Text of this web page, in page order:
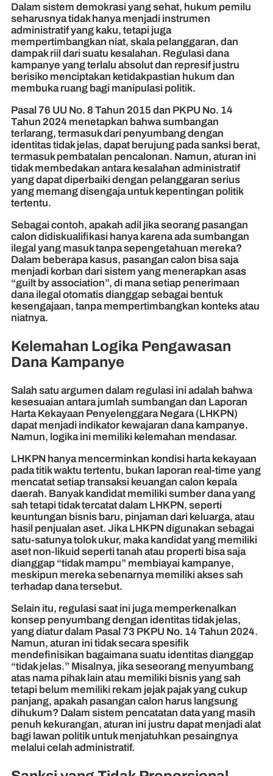
Dalam sistem demokrasi yang sehat, hukum pemilu
seharusnya tidak hanya menjadi instrumen
administratif yang kaku, tetapi juga
mempertimbangkan niat, skala pelanggaran, dan
dampak riil dari suatu kesalahan. Regulasi dana
kampanye yang terlalu absolut dan represif justru
berisiko menciptakan ketidakpastian hukum dan
membuka ruang bagi manipulasi politik.
Pasal 76 UU No. 8 Tahun 2015 dan PKPU No. 14
Tahun 2024 menetapkan bahwa sumbangan
terlarang, termasuk dari penyumbang dengan
identitas tidak jelas, dapat berujung pada sanksi berat,
termasuk pembatalan pencalonan. Namun, aturan ini
tidak membedakan antara kesalahan administratif
yang dapat diperbaiki dengan pelanggaran serius
yang memang disengaja untuk kepentingan politik
tertentu.
Sebagai contoh, apakah adil jika seorang pasangan
calon didiskualifikasi hanya karena ada sumbangan
ilegal yang masuk tanpa sepengetahuan mereka?
Dalam beberapa kasus, pasangan calon bisa saja
menjadi korban dari sistem yang menerapkan asas
“guilt by association”, di mana setiap penerimaan
dana ilegal otomatis dianggap sebagai bentuk
kesengajaan, tanpa mempertimbangkan konteks atau
niatnya.
Kelemahan Logika Pengawasan
Dana Kampanye
Salah satu argumen dalam regulasi ini adalah bahwa
kesesuaian antara jumlah sumbangan dan Laporan
Harta Kekayaan Penyelenggara Negara (LHKPN)
dapat menjadi indikator kewajaran dana kampanye.
Namun, logika ini memiliki kelemahan mendasar.
LHKPN hanya mencerminkan kondisi harta kekayaan
pada titik waktu tertentu, bukan laporan real-time yang
mencatat setiap transaksi keuangan calon kepala
daerah. Banyak kandidat memiliki sumber dana yang
sah tetapi tidak tercatat dalam LHKPN, seperti
keuntungan bisnis baru, pinjaman dari keluarga, atau
hasil penjualan aset. Jika LHKPN digunakan sebagai
satu-satunya tolok ukur, maka kandidat yang memiliki
aset non-likuid seperti tanah atau properti bisa saja
dianggap “tidak mampu” membiayai kampanye,
meskipun mereka sebenarnya memiliki akses sah
terhadap dana tersebut.
Selain itu, regulasi saat ini juga memperkenalkan
konsep penyumbang dengan identitas tidak jelas,
yang diatur dalam Pasal 73 PKPU No. 14 Tahun 2024.
Namun, aturan ini tidak secara spesifik
mendefinisikan bagaimana suatu identitas dianggap
“tidak jelas.” Misalnya, jika seseorang menyumbang
atas nama pihak lain atau memiliki bisnis yang sah
tetapi belum memiliki rekam jejak pajak yang cukup
panjang, apakah pasangan calon harus langsung
dihukum? Dalam sistem pencatatan data yang masih
penuh kekurangan, aturan ini justru dapat menjadi alat
bagi lawan politik untuk menjatuhkan pesaingnya
melalui celah administratif.